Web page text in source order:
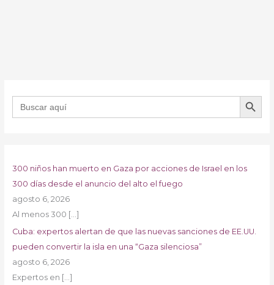
Buscar: BOTÓN DE
300 niños han muerto en Gaza por acciones de Israel en los
300 días desde el anuncio del alto el fuego
agosto 6, 2026
Al menos 300 […]
Cuba: expertos alertan de que las nuevas sanciones de EE.UU.
pueden convertir la isla en una “Gaza silenciosa”
agosto 6, 2026
Expertos en […]